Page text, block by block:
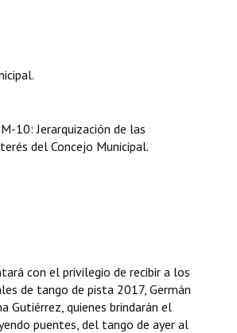
Letrada
10: Jerarquización de las
del Concejo Municipal.
con el privilegio de recibir a los
de tango de pista 2017, Germán
Gutiérrez, quienes brindarán el
puentes, del tango de ayer al